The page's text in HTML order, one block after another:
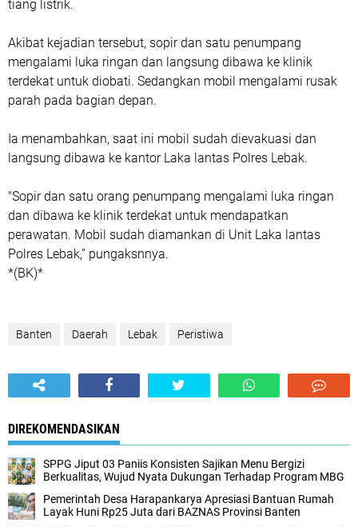
tiang listrik.
Akibat kejadian tersebut, sopir dan satu penumpang
mengalami luka ringan dan langsung dibawa ke klinik
terdekat untuk diobati. Sedangkan mobil mengalami rusak
parah pada bagian depan.
Ia menambahkan, saat ini mobil sudah dievakuasi dan
langsung dibawa ke kantor Laka lantas Polres Lebak.
"Sopir dan satu orang penumpang mengalami luka ringan
dan dibawa ke klinik terdekat untuk mendapatkan
perawatan. Mobil sudah diamankan di Unit Laka lantas
Polres Lebak,” pungaksnnya.
*(BK)*
Banten Daerah Lebak Peristiwa
DIREKOMENDASIKAN
SPPG Jiput 03 Paniis Konsisten Sajikan Menu Bergizi
Berkualitas, Wujud Nyata Dukungan Terhadap Program MBG
Pemerintah Desa Harapankarya Apresiasi Bantuan Rumah
Layak Huni Rp25 Juta dari BAZNAS Provinsi Banten